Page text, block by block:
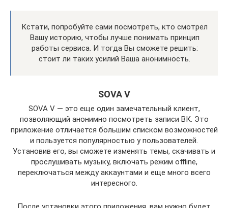
Кстати, попробуйте сами посмотреть, кто смотрел
Вашу историю, чтобы лучше понимать принцип
работы сервиса. И тогда Вы сможете решить:
стоит ли таких усилий Ваша анонимность.
SOVA V
SOVA V — это еще один замечательный клиент,
позволяющий анонимно посмотреть записи ВК. Это
приложение отличается большим списком возможностей
и пользуется популярностью у пользователей.
Установив его, вы сможете изменять темы, скачивать и
прослушивать музыку, включать режим offline,
переключаться между аккаунтами и еще много всего
интересного.